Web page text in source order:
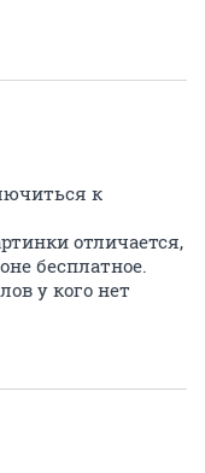
к
отличается,
бесплатное.
у кого нет